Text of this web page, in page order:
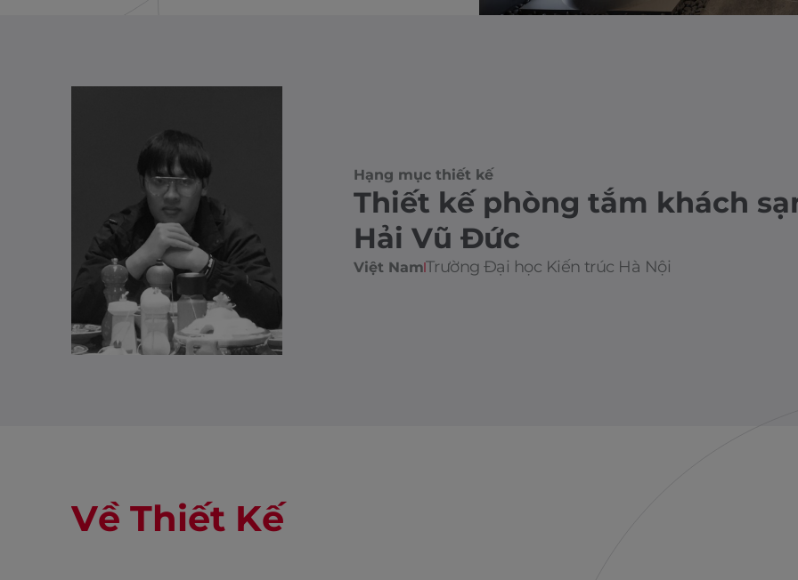
Hạng mục thiết kế
Thiết kế phòng tắm khách
Hải Vũ Đức
Việt NamTrường Đại học Kiến trúc Hà Nội
Về Thiết Kế